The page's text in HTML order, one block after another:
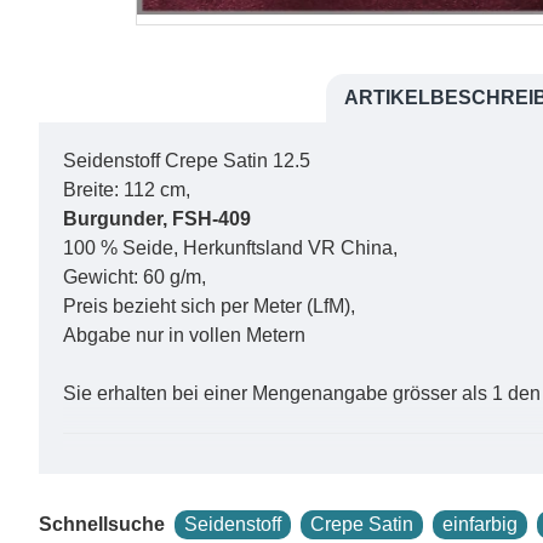
Seidenstoff Crepe Satin 12.5
Breite: 112 cm,
Burgunder, FSH-409
100 % Seide, Herkunftsland VR China,
Gewicht: 60 g/m,
Preis bezieht sich per Meter (LfM),
Abgabe nur in vollen Metern
Sie erhalten bei einer Mengenangabe grösser als 1
Entdecken Sie die exquisite Welt desCrepe Satin
Schnellsuche Seidenstoff Crepe Satin einfarbig